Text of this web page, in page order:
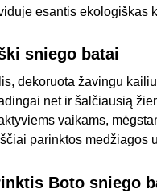
esantis ekologiškas
sniego batai
dekoruota žavingu
net ir šalčiausią
vaikams,
parinktos medžiagos
Boto sniego